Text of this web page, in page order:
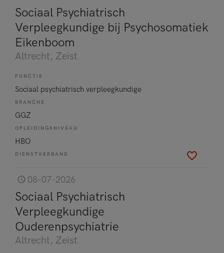
Sociaal Psychiatrisch
Verpleegkundige bij Psychosomatiek
Eikenboom
Altrecht, Zeist
FUNCTIE
Sociaal psychiatrisch verpleegkundige
BRANCHE
GGZ
OPLEIDINGSNIVEAU
HBO
DIENSTVERBAND
08-07-2026
Sociaal Psychiatrisch
Verpleegkundige
Ouderenpsychiatrie
Altrecht, Zeist